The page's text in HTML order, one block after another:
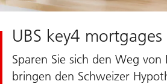
UBS key4 mortgages
Sparen Sie sich den Weg
bringen den Schweizer